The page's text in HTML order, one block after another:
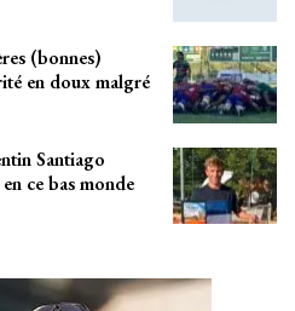
(bonnes)
en doux malgré
Santiago
ce bas monde